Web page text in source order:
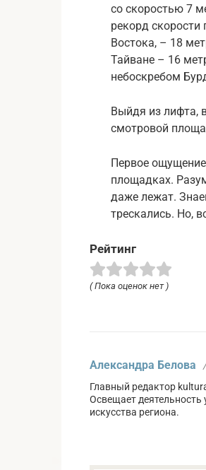
со скоростью 7
рекорд
Востока, – 18
Тайване – 16
небоскребом
Выйдя из лифта,
смотровой
Первое
площадках.
даже лежат.
трескались. Но,
Рейтинг
( Пока оценок нет )
Александра Белова
Главный редактор
Освещает
искусства региона.